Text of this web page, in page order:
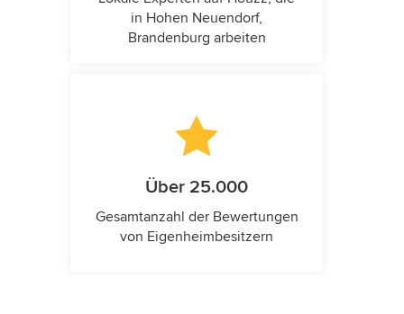
in Hohen Neuendorf,
Brandenburg arbeiten
Über 25.000
Gesamtanzahl der Bewertungen
von Eigenheimbesitzern